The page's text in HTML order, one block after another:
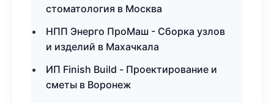
стоматология в Москва
НПП Энерго ПроМаш - Сборка узлов
и изделий в Махачкала
ИП Finish Build - Проектирование и
сметы в Воронеж